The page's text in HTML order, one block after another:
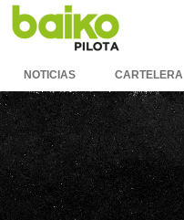
NOTICIAS CARTELERA